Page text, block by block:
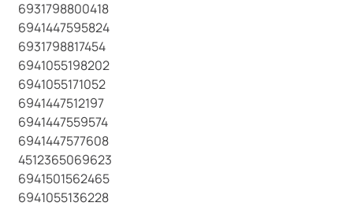
6931798800418
6941447595824
6931798817454
6941055198202
6941055171052
6941447512197
6941447559574
6941447577608
4512365069623
6941501562465
6941055136228